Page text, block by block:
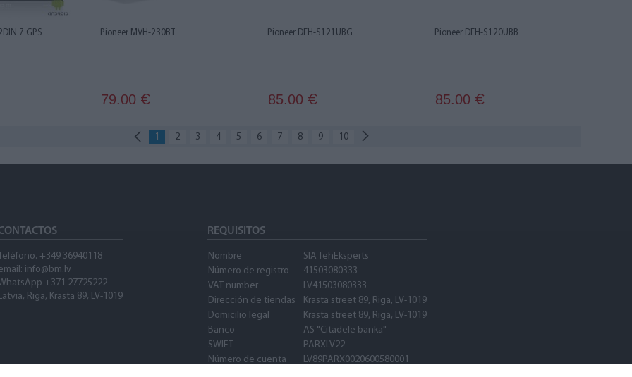
7 GPS
Pioneer MVH-230BT
79.00 €
Pioneer DEH-S121UBG
85.00 €
Pioneer DEH-S120UBB
85.00 €
1 2 3 4 5 6 7 8 9 10
+349 36940118
info@bm.lv
+371 27725222
Latvia, Riga, Krasta 89, LV-1019
REQUISITOS
Nombre
SIA TehEksperts
Número de registro
41503080333
VAT number
LV41503080333
Dirección de tiendas
Krasta street 89, Riga, LV-1019
Domicilio legal
Krasta street 89, Riga, LV-1019
Banco
AS "Citadele banka"
SWIFT
PARXLV22
Número de cuenta
LV89PARX0020600580001